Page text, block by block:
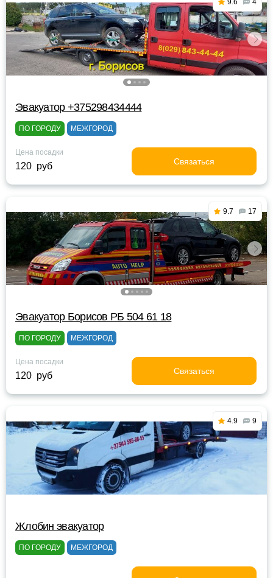
9.6 4
Эвакуатор +375298434444
ПО ГОРОДУ МЕЖГОРОД
Цена посадки
120 руб Связаться
9.7 17
Эвакуатор Борисов РБ 504 61 18
ПО ГОРОДУ МЕЖГОРОД
Цена посадки
120 руб Связаться
4.9 9
Жлобин эвакуатор
ПО ГОРОДУ МЕЖГОРОД